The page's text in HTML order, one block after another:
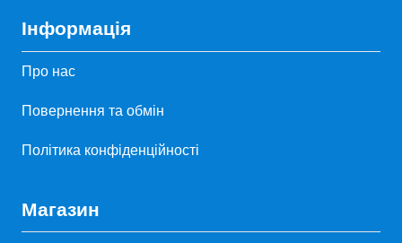
Інформація
Про нас
Повернення та обмін
Політика конфіденційності
Магазин